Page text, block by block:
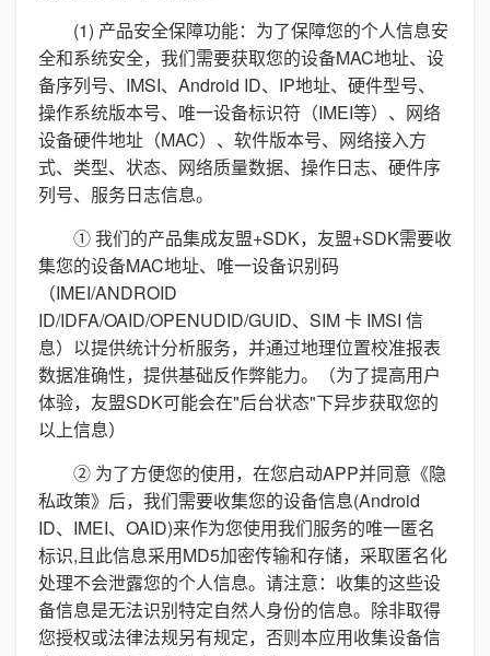
(1) 产品安全保障功能：为了保障您的个人信息安
全和系统安全，我们需要获取您的设备MAC地址、设
备序列号、IMSI、Android ID、IP地址、硬件型号、
操作系统版本号、唯一设备标识符（IMEI等）、网络
设备硬件地址（MAC）、软件版本号、网络接入方
式、类型、状态、网络质量数据、操作日志、硬件序
列号、服务日志信息。
① 我们的产品集成友盟+SDK，友盟+SDK需要收
集您的设备MAC地址、唯一设备识别码
（IMEI/ANDROID
ID/IDFA/OAID/OPENUDID/GUID、SIM 卡 IMSI 信
息）以提供统计分析服务，并通过地理位置校准报表
数据准确性，提供基础反作弊能力。（为了提高用户
体验，友盟SDK可能会在"后台状态"下异步获取您的
以上信息）
② 为了方便您的使用，在您启动APP并同意《隐
私政策》后，我们需要收集您的设备信息(Android
ID、IMEI、OAID)来作为您使用我们服务的唯一匿名
标识,且此信息采用MD5加密传输和存储，采取匿名化
处理不会泄露您的个人信息。请注意：收集的这些设
备信息是无法识别特定自然人身份的信息。除非取得
您授权或法律法规另有规定，否则本应用收集设备信